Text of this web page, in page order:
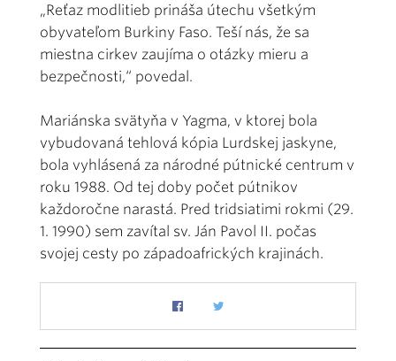
„Reťaz modlitieb prináša útechu všetkým
obyvateľom Burkiny Faso. Teší nás, že sa
miestna cirkev zaujíma o otázky mieru a
bezpečnosti,“ povedal.
Mariánska svätyňa v Yagma, v ktorej bola
vybudovaná tehlová kópia Lurdskej jaskyne,
bola vyhlásená za národné pútnické centrum v
roku 1988. Od tej doby počet pútnikov
každoročne narastá. Pred tridsiatimi rokmi (29.
1. 1990) sem zavítal sv. Ján Pavol II. počas
svojej cesty po západoafrických krajinách.